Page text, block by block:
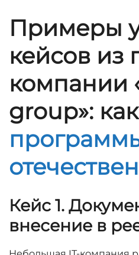
Примеры
кейсов из
компании
group»: как
Кейс 1.
внесение в